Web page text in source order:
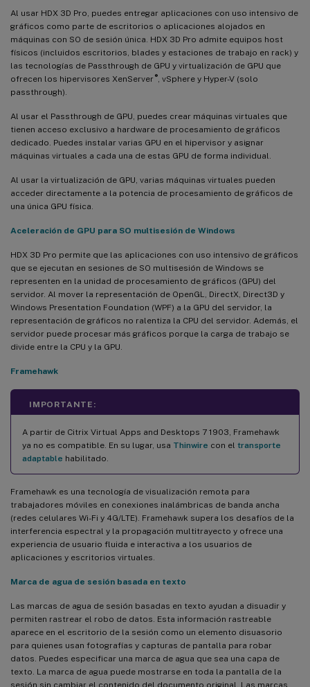
Al usar HDX 3D Pro, puedes entregar aplicaciones con uso intensivo de
gráficos como parte de escritorios o aplicaciones alojados en
máquinas con SO de sesión única. HDX 3D Pro admite equipos host
físicos (incluidos escritorios, blades y estaciones de trabajo en rack) y
las tecnologías de Passthrough de GPU y virtualización de GPU que
ofrecen los hipervisores XenServer ®, vSphere y Hyper-V (solo
passthrough).
Al usar el Passthrough de GPU, puedes crear máquinas virtuales que
tienen acceso exclusivo a hardware de procesamiento de gráficos
dedicado. Puedes instalar varias GPU en el hipervisor y asignar
máquinas virtuales a cada una de estas GPU de forma individual.
Al usar la virtualización de GPU, varias máquinas virtuales pueden
acceder directamente a la potencia de procesamiento de gráficos de
una única GPU física.
Aceleración de GPU para SO multisesión de Windows
HDX 3D Pro permite que las aplicaciones con uso intensivo de gráficos
que se ejecutan en sesiones de SO multisesión de Windows se
representen en la unidad de procesamiento de gráficos (GPU) del
servidor. Al mover la representación de OpenGL, DirectX, Direct3D y
Windows Presentation Foundation (WPF) a la GPU del servidor, la
representación de gráficos no ralentiza la CPU del servidor. Además, el
servidor puede procesar más gráficos porque la carga de trabajo se
divide entre la CPU y la GPU.
Framehawk
IMPORTANTE:
A partir de Citrix Virtual Apps and Desktops 7 1903, Framehawk
ya no es compatible. En su lugar, usa Thinwire con el transporte
adaptable habilitado.
Framehawk es una tecnología de visualización remota para
trabajadores móviles en conexiones inalámbricas de banda ancha
(redes celulares Wi-Fi y 4G/LTE). Framehawk supera los desafíos de la
interferencia espectral y la propagación multitrayecto y ofrece una
experiencia de usuario fluida e interactiva a los usuarios de
aplicaciones y escritorios virtuales.
Marca de agua de sesión basada en texto
Las marcas de agua de sesión basadas en texto ayudan a disuadir y
permiten rastrear el robo de datos. Esta información rastreable
aparece en el escritorio de la sesión como un elemento disuasorio
para quienes usan fotografías y capturas de pantalla para robar
datos. Puedes especificar una marca de agua que sea una capa de
texto. La marca de agua puede mostrarse en toda la pantalla de la
sesión sin cambiar el contenido del documento original. Las marcas